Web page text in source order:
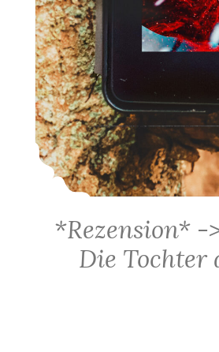
*Rezension*
Die Tochter